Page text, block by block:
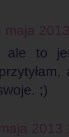
maja
ale to
;)
2013